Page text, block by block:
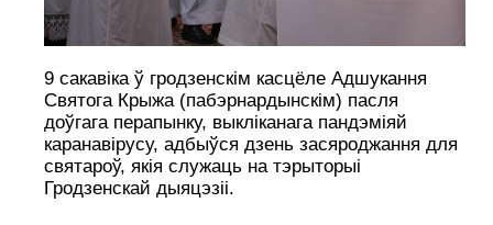
9 сакавіка ў гродзенскім касцёле Адшукання
Святога Крыжа (пабэрнардынскім) пасля
доўгага перапынку, выкліканага пандэміяй
каранавірусу, адбыўся дзень засяроджання для
святароў, якія служаць на тэрыторыі
Гродзенскай дыяцэзіі.